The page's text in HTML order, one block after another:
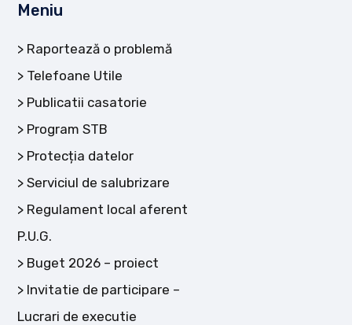
Meniu
Raportează o problemă
Telefoane Utile
Publicatii casatorie
Program STB
Protecția datelor
Serviciul de salubrizare
Regulament local aferent
P.U.G.
Buget 2026 – proiect
Invitatie de participare –
Lucrari de executie